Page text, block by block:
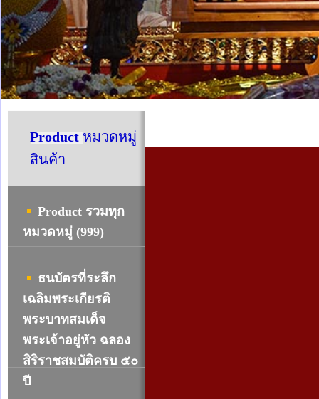
Product หมวดหมู่
สินค้า
Product รวมทุก
หมวดหมู่ (999)
ธนบัตรที่ระลึก
เฉลิมพระเกียรติ
พระบาทสมเด็จ
พระเจ้าอยู่หัว ฉลอง
สิริราชสมบัติครบ ๕๐
ปี